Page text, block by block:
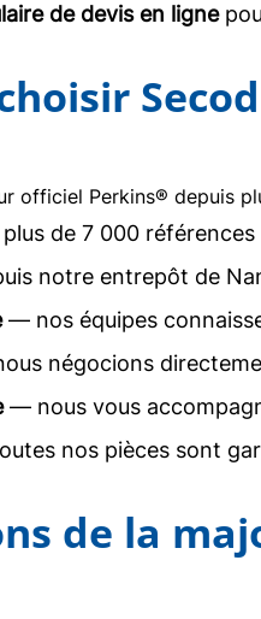
de devis en ligne
officiel Perkins® depuis
plus de 7 000
notre entrepôt de
— nos équipes
négocions
— nous vous
nos pièces sont
de la